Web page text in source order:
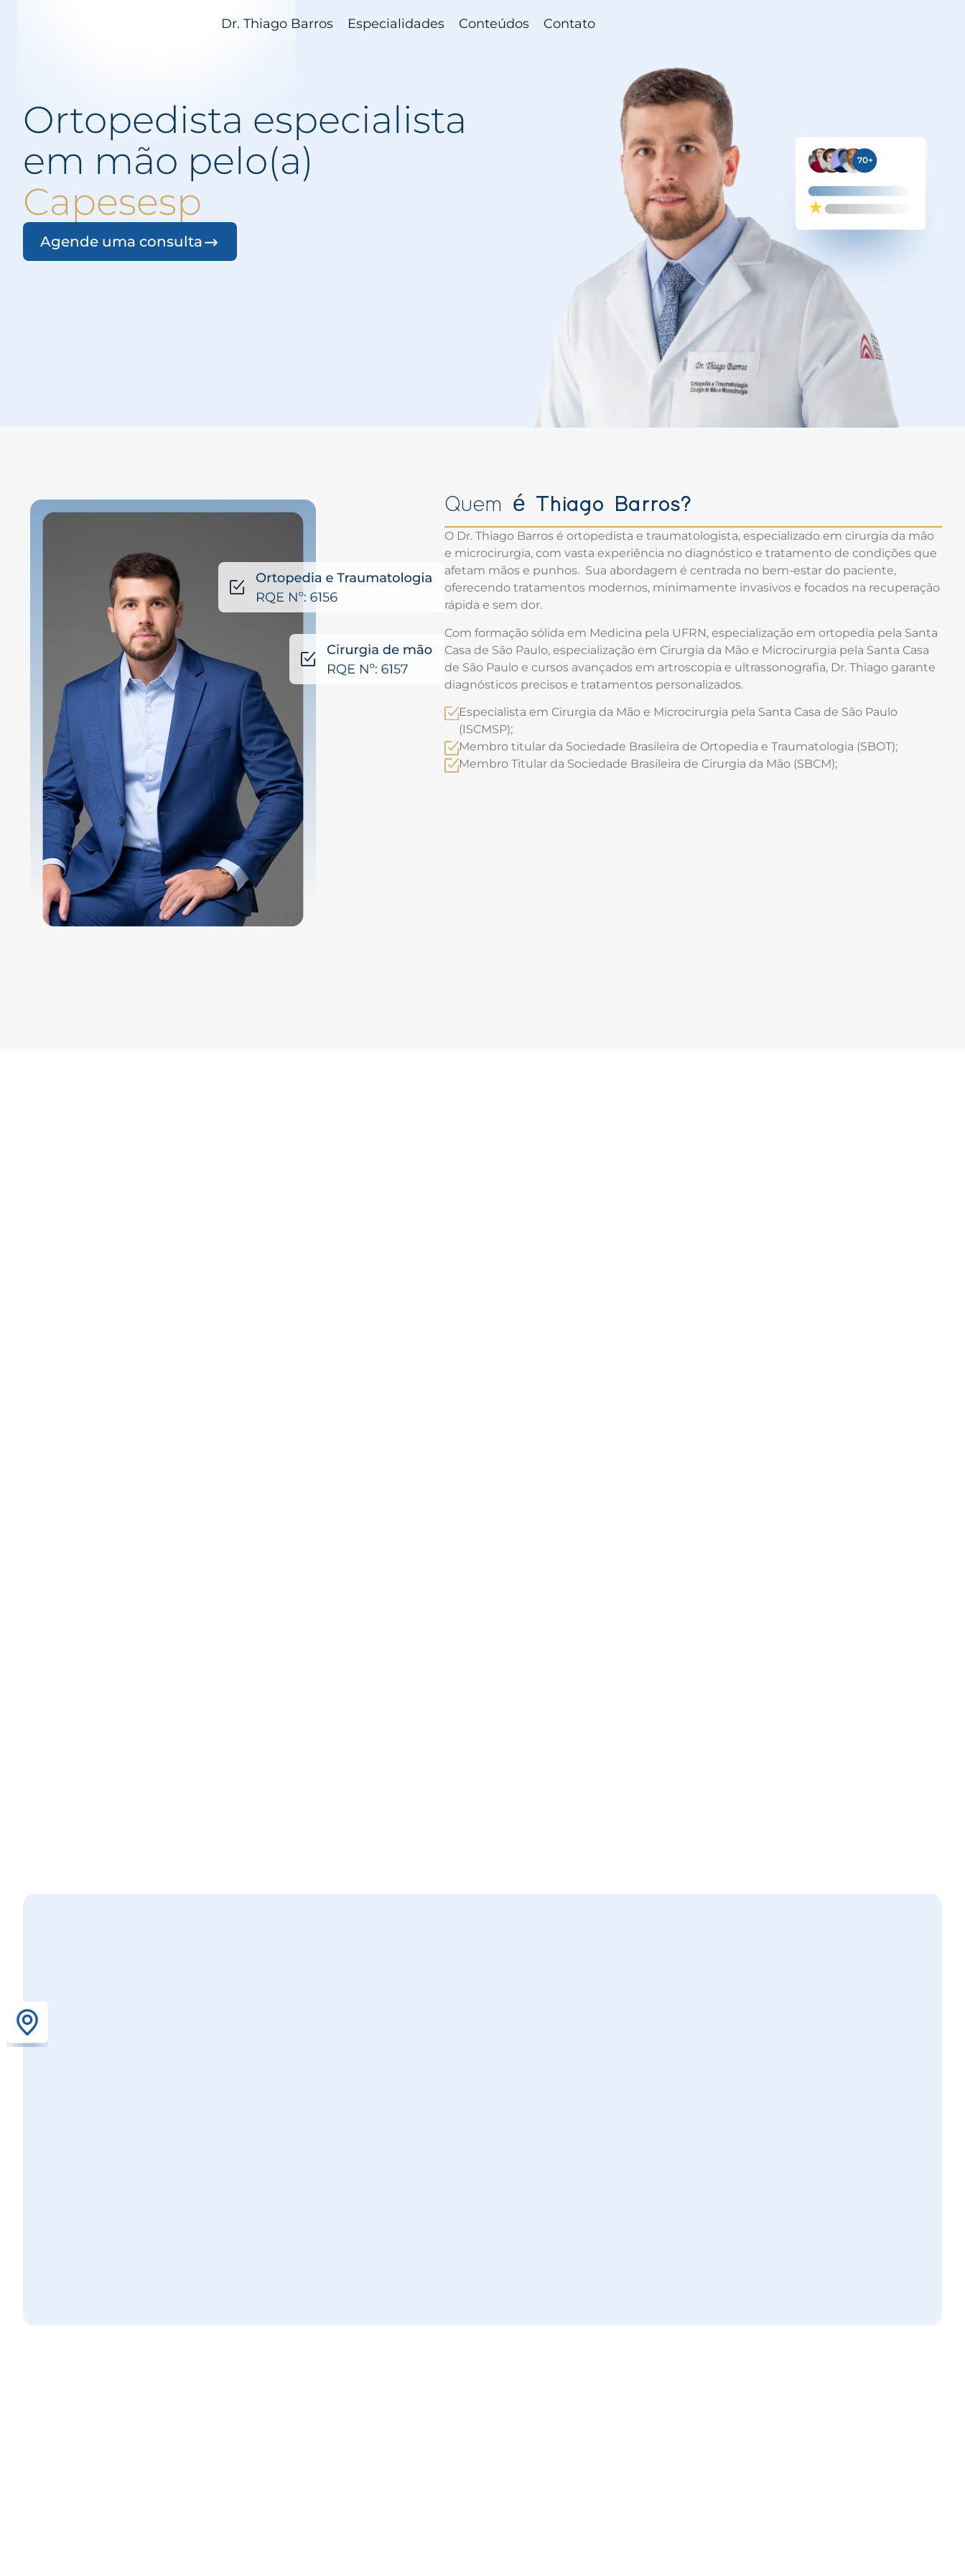
Dr. Thiago Barros Especialidades Conteúdos Contato
Ortopedista especialista
em mão pelo(a)
Capesesp
Agende uma consulta
Quem é Thiago Barros?
O Dr. Thiago Barros é ortopedista e traumatologista, especializado em cirurgia da mão
e microcirurgia, com vasta experiência no diagnóstico e tratamento de condições que
afetam mãos e punhos. Sua abordagem é centrada no bem-estar do paciente,
oferecendo tratamentos modernos, minimamente invasivos e focados na recuperação
rápida e sem dor.
Com formação sólida em Medicina pela UFRN, especialização em ortopedia pela Santa
Casa de São Paulo, especialização em Cirurgia da Mão e Microcirurgia pela Santa Casa
de São Paulo e cursos avançados em artroscopia e ultrassonografia, Dr. Thiago garante
diagnósticos precisos e tratamentos personalizados.
Especialista em Cirurgia da Mão e Microcirurgia pela Santa Casa de São Paulo
(ISCMSP);
Membro titular da Sociedade Brasileira de Ortopedia e Traumatologia (SBOT);
Membro Titular da Sociedade Brasileira de Cirurgia da Mão (SBCM);